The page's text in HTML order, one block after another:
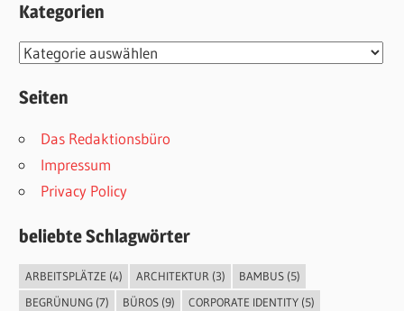
Kategorien
Kategorien
Seiten
Das Redaktionsbüro
Impressum
Privacy Policy
beliebte Schlagwörter
ARBEITSPLÄTZE (4) ARCHITEKTUR(3) BAMBUS(5)
BEGRÜNUNG(7) BÜROS(9) CORPORATE IDENTITY(5)